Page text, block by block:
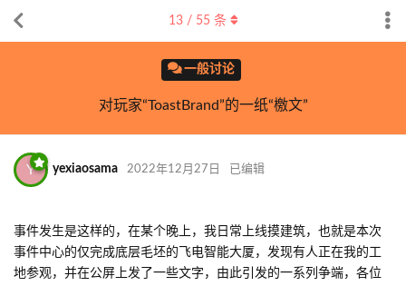
一般讨论
对玩家“ToastBrand”的一纸“檄文”
13/ 55条
Y yexiaosama 2022年12月27日 已编辑